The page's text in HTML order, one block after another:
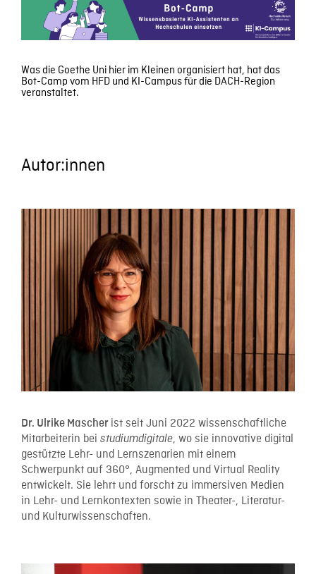
Was die Goethe Uni hier im Kleinen organisiert hat, hat das
Bot-Camp vom HFD und KI-Campus für die DACH-Region
veranstaltet.
Autor:innen
Dr. Ulrike Mascher ist seit Juni 2022 wissenschaftliche
Mitarbeiterin bei studiumdigitale, wo sie innovative digital
gestützte Lehr- und Lernszenarien mit einem
Schwerpunkt auf 360°, Augmented und Virtual Reality
entwickelt. Sie lehrt und forscht zu immersiven Medien
in Lehr- und Lernkontexten sowie in Theater-, Literatur-
und Kulturwissenschaften.